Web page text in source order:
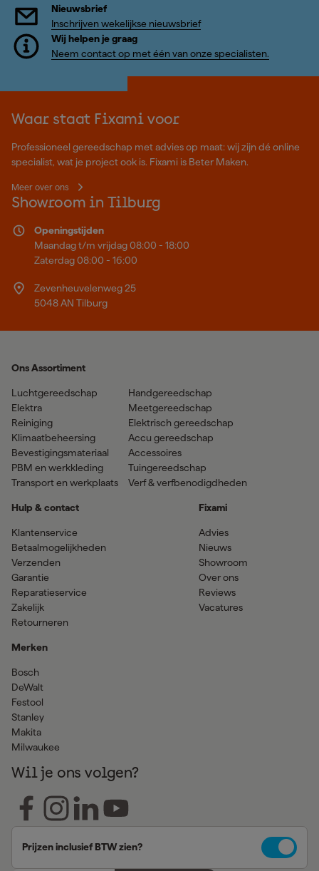
Nieuwsbrief
Inschrijven wekelijkse nieuwsbrief
Wij helpen je graag
Neem contact op met één van onze specialisten.
Waar staat Fixami voor
Professioneel gereedschap met advies op maat: wij zijn dé online
specialist, wat je project ook is. Fixami is Beter Maken.
Meer over ons
Showroom in Tilburg
Openingstijden
Maandag t/m vrijdag 08:00 - 18:00
Zaterdag 08:00 - 16:00
Zevenheuvelenweg 25
5048 AN Tilburg
Ons Assortiment
Luchtgereedschap
Elektra
Reiniging
Klimaatbeheersing
Bevestigingsmateriaal
PBM en werkkleding
Transport en werkplaats
Handgereedschap
Meetgereedschap
Elektrisch gereedschap
Accu gereedschap
Accessoires
Tuingereedschap
Verf & verfbenodigdheden
Hulp & contact
Klantenservice
Betaalmogelijkheden
Verzenden
Garantie
Reparatieservice
Zakelijk
Retourneren
Merken
Bosch
DeWalt
Festool
Stanley
Makita
Milwaukee
Fixami
Advies
Nieuws
Showroom
Over ons
Reviews
Vacatures
Wil je ons volgen?
Prijzen inclusief BTW zien?